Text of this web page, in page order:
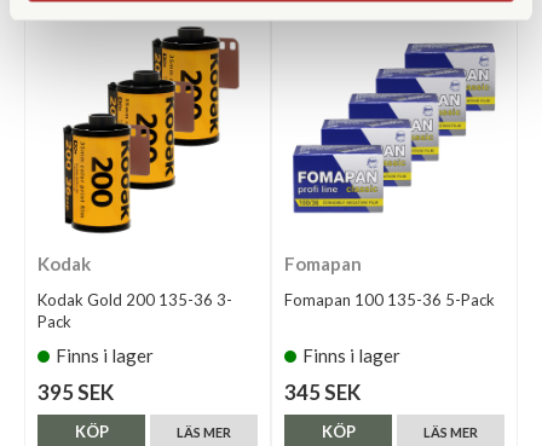
Kodak
Kodak Gold 200 135-36 3-
Pack
Finns i lager
395 SEK
LÄS MER
KÖP
Fomapan
Fomapan 100 135-36 5-Pack
Finns i lager
345 SEK
LÄS MER
KÖP